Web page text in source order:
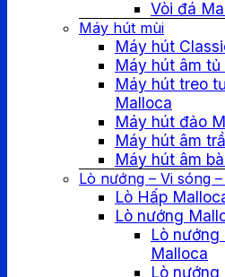
Vòi đá
Máy hút mùi
Máy hút
Máy hút âm tủ
Máy hút treo
Malloca
Máy hút đảo
Máy hút âm
Máy hút âm
Lò nướng – Vi sóng
Lò Hấp
Lò nướng
Lò nướng
Malloca
Lò